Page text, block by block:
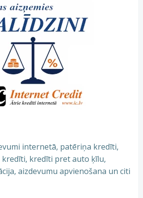
internetā, patēriņa kredīti,
kredīti pret auto ķīlu,
aizdevumu apvienošana un citi